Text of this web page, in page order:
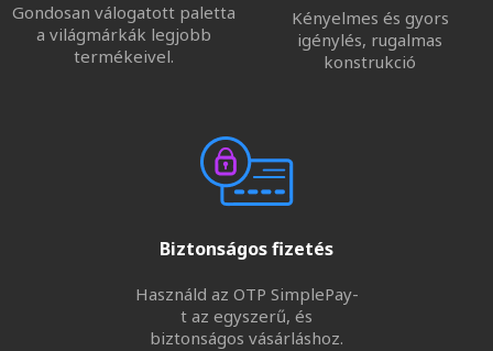
Gondosan válogatott paletta
a világmárkák legjobb
termékeivel.
Kényelmes és gyors
igénylés, rugalmas
konstrukció
Biztonságos fizetés
Használd az OTP SimplePay-
t az egyszerű, és
biztonságos vásárláshoz.